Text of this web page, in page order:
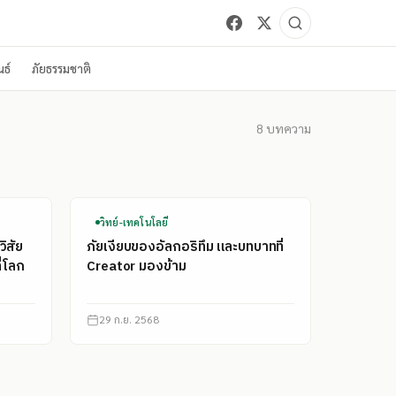
ธ์ ภัยธรรมชาติ
8 บทความ
สัย
ลก
วิทย์-เทคโนโลยี
ภัยเงียบของอัลกอริทึม และบทบาทที่
Creator มองข้าม
29 ก.ย. 2568